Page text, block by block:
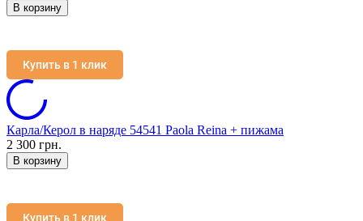
В корзину
Купить в 1 клик
Карла/Керол в наряде 54541 Paola Reina + пижама
2 300 грн.
В корзину
Купить в 1 клик